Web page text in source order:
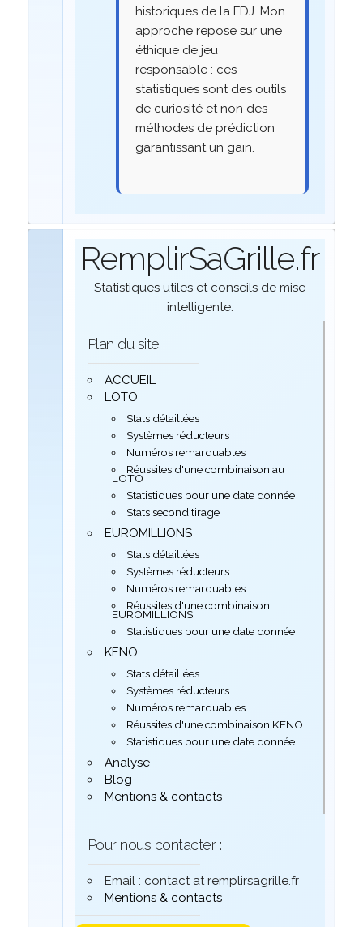
historiques de la FDJ. Mon
approche repose sur une
éthique de jeu
responsable : ces
statistiques sont des outils
de curiosité et non des
méthodes de prédiction
garantissant un gain.
RemplirSaGrille.fr
Statistiques utiles et conseils de mise
intelligente.
Plan du site :
ACCUEIL
LOTO
Stats détaillées
Systèmes réducteurs
Numéros remarquables
Réussites d'une combinaison au
LOTO
Statistiques pour une date donnée
Stats second tirage
EUROMILLIONS
Stats détaillées
Systèmes réducteurs
Numéros remarquables
Réussites d'une combinaison
EUROMILLIONS
Statistiques pour une date donnée
KENO
Stats détaillées
Systèmes réducteurs
Numéros remarquables
Réussites d'une combinaison KENO
Statistiques pour une date donnée
Analyse
Blog
Mentions & contacts
Pour nous contacter :
Email : contact at remplirsagrille.fr
Mentions & contacts